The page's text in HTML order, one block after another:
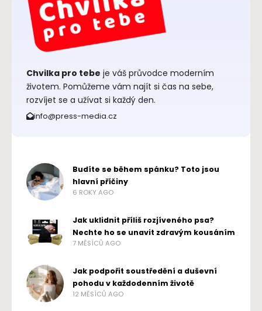
Chvilka pro tebe je váš průvodce moderním
životem. Pomůžeme vám najít si čas na sebe,
rozvíjet se a užívat si každý den.
info@press-media.cz
Budíte se během spánku? Toto jsou
hlavní příčiny
6 ROKY AGO
Jak uklidnit příliš rozjíveného psa?
Nechte ho se unavit zdravým kousáním
7 MĚSÍCŮ AGO
Jak podpořit soustředění a duševní
pohodu v každodenním životě
12 MĚSÍCŮ AGO